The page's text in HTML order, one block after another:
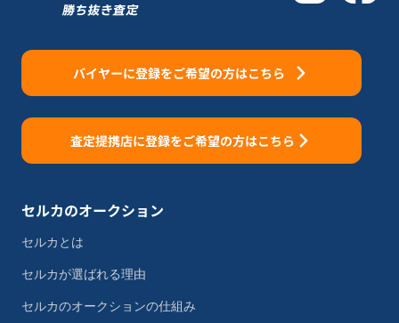
バイヤーに登録をご希望の方はこちら
査定提携店に登録をご希望の方はこちら
セルカのオークション
セルカとは
セルカが選ばれる理由
セルカのオークションの仕組み